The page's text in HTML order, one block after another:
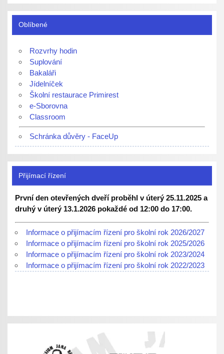
Oblíbené
Rozvrhy hodin
Suplování
Bakaláři
Jídelníček
Školní restaurace Primirest
e-Sborovna
Classroom
Schránka důvěry - FaceUp
Přijímací řízení
První den otevřených dveří proběhl v úterý 25.11.2025 a
druhý v úterý 13.1.2026 pokaždé od 12:00 do 17:00.
Informace o přijímacím řízení pro školní rok 2026/2027
Informace o přijímacím řízení pro školní rok 2025/2026
Informace o přijímacím řízení pro školní rok 2023/2024
Informace o přijímacím řízení pro školní rok 2022/2023